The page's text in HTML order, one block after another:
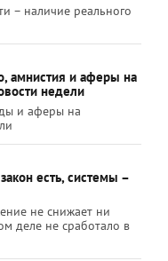
– наличие реального
амнистия и аферы на
недели
и аферы на
есть, системы –
не снижает ни
деле не сработало в